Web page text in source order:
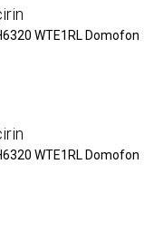
WTE1 RL Domofon
WTE1 RL Domofon